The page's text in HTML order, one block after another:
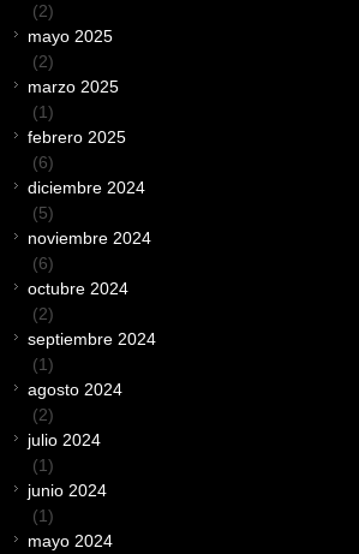
(2)
mayo 2025
(2)
marzo 2025
(1)
febrero 2025
(6)
diciembre 2024
(5)
noviembre 2024
(6)
octubre 2024
(2)
septiembre 2024
(1)
agosto 2024
(2)
julio 2024
(1)
junio 2024
(1)
mayo 2024